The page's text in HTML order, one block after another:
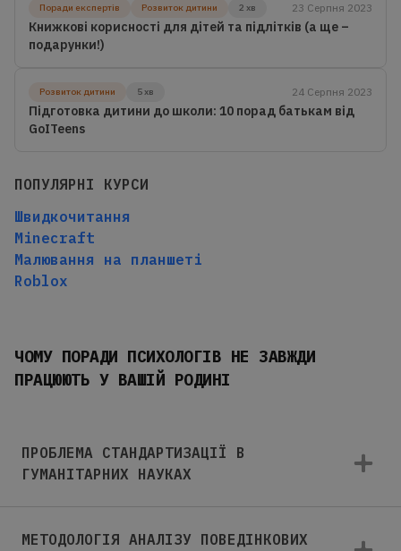
Поради експертів Розвиток дитини 2 хв 23 Серпня 2023
Книжкові корисності для дітей та підлітків (а ще –
подарунки!)
Розвиток дитини 5 хв 24 Серпня 2023
Підготовка дитини до школи: 10 порад батькам від
GoITeens
ПОПУЛЯРНІ КУРСИ
Швидкочитання
Minecraft
Малювання на планшеті
Roblox
ЧОМУ ПОРАДИ ПСИХОЛОГІВ НЕ ЗАВЖДИ
ПРАЦЮЮТЬ У ВАШІЙ РОДИНІ
ПРОБЛЕМА СТАНДАРТИЗАЦІЇ В
ГУМАНІТАРНИХ НАУКАХ
МЕТОДОЛОГІЯ АНАЛІЗУ ПОВЕДІНКОВИХ